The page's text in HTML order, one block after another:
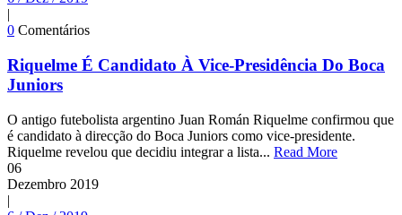
|
0 Comentários
Riquelme É Candidato À Vice-Presidência Do Boca
Juniors
O antigo futebolista argentino Juan Román Riquelme confirmou que
é candidato à direcção do Boca Juniors como vice-presidente.
Riquelme revelou que decidiu integrar a lista... Read More
06
Dezembro 2019
|